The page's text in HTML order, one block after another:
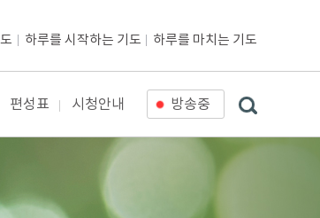
하루를 시작하는 기도 하루를 마치는 기도
편성표 시청안내 방송중